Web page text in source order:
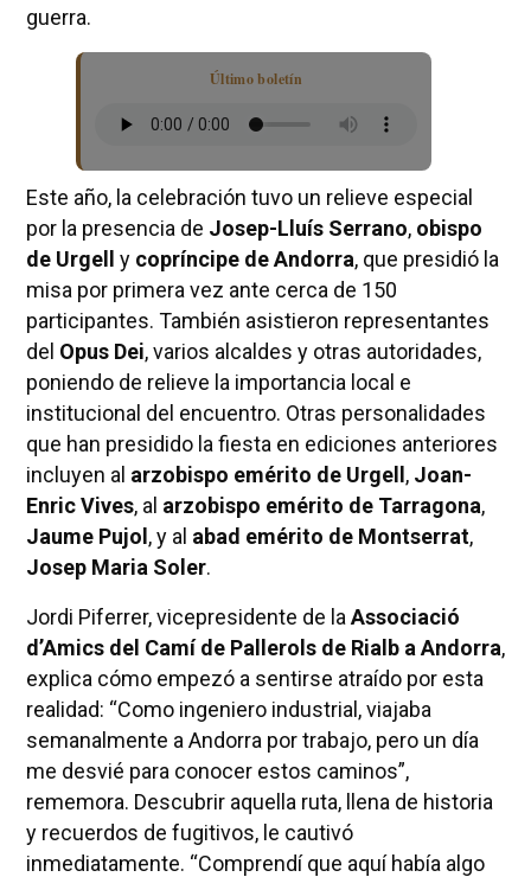
guerra.
Último boletín
Este año, la celebración tuvo un relieve especial
por la presencia de Josep-Lluís Serrano, obispo
de Urgell y copríncipe de Andorra, que presidió la
misa por primera vez ante cerca de 150
participantes. También asistieron representantes
del Opus Dei, varios alcaldes y otras autoridades,
poniendo de relieve la importancia local e
institucional del encuentro. Otras personalidades
que han presidido la fiesta en ediciones anteriores
incluyen al arzobispo emérito de Urgell, Joan-
Enric Vives, al arzobispo emérito de Tarragona,
Jaume Pujol, y al abad emérito de Montserrat,
Josep Maria Soler.
Jordi Piferrer, vicepresidente de la Associació
d’Amics del Camí de Pallerols de Rialb a Andorra,
explica cómo empezó a sentirse atraído por esta
realidad: “Como ingeniero industrial, viajaba
semanalmente a Andorra por trabajo, pero un día
me desvié para conocer estos caminos”,
rememora. Descubrir aquella ruta, llena de historia
y recuerdos de fugitivos, le cautivó
inmediatamente. “Comprendí que aquí había algo